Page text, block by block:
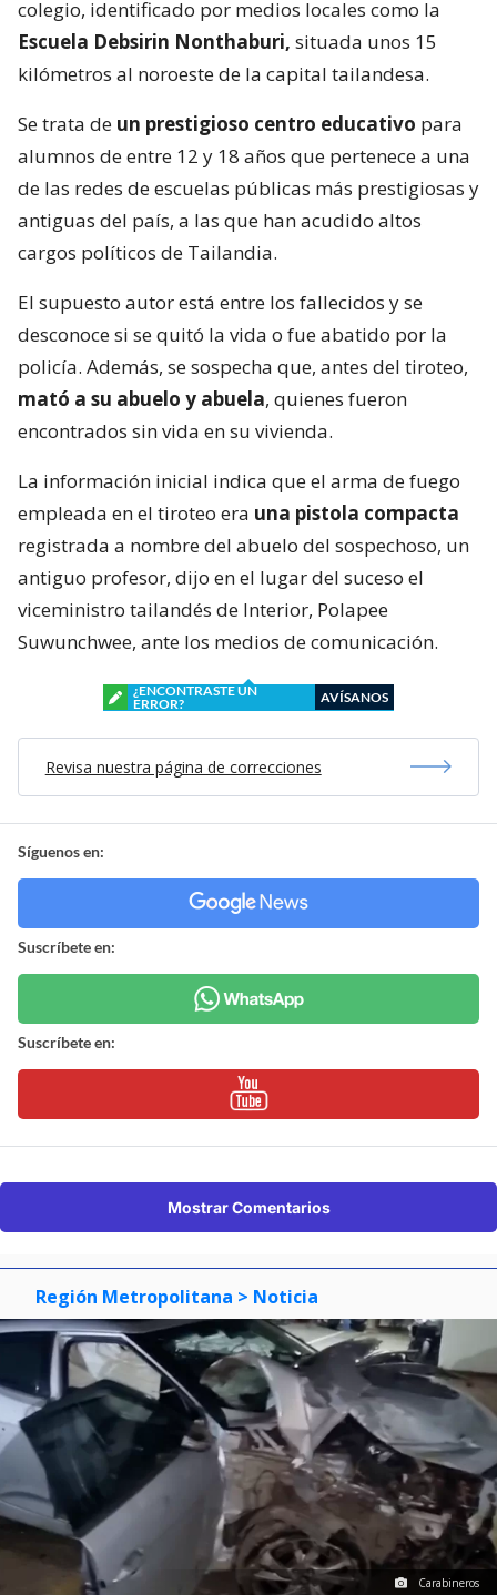
colegio, identificado por medios locales como la
Escuela Debsirin Nonthaburi, situada unos 15
kilómetros al noroeste de la capital tailandesa.
Se trata de un prestigioso centro educativo para
alumnos de entre 12 y 18 años que pertenece a una
de las redes de escuelas públicas más prestigiosas y
antiguas del país, a las que han acudido altos
cargos políticos de Tailandia.
El supuesto autor está entre los fallecidos y se
desconoce si se quitó la vida o fue abatido por la
policía. Además, se sospecha que, antes del tiroteo,
mató a su abuelo y abuela, quienes fueron
encontrados sin vida en su vivienda.
La información inicial indica que el arma de fuego
empleada en el tiroteo era una pistola compacta
registrada a nombre del abuelo del sospechoso, un
antiguo profesor, dijo en el lugar del suceso el
viceministro tailandés de Interior, Polapee
Suwunchwee, ante los medios de comunicación.
¿ENCONTRASTE UN
ERROR?
AVÍSANOS
Revisa nuestra página de correcciones
Síguenos en:
Suscríbete en:
Suscríbete en:
Mostrar Comentarios
Región Metropolitana > Noticia
Carabineros